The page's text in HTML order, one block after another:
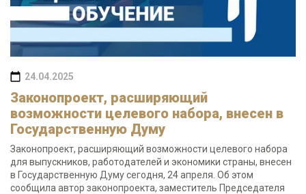
24.04.2025
Законопроект, расширяющий
возможности целевого набора, внесен в
Государственную Думу
Законопроект, расширяющий возможности целевого набора
для выпускников, работодателей и экономики страны, внесен
в Государственную Думу сегодня, 24 апреля. Об этом
сообщила автор законопроекта, заместитель Председателя